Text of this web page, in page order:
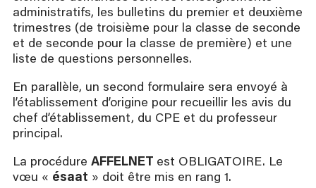
administratifs, les bulletins du premier et deuxième
trimestres (de troisième pour la classe de seconde
et de seconde pour la classe de première) et une
liste de questions personnelles.
En parallèle, un second formulaire sera envoyé à
l’établissement d’origine pour recueillir les avis du
chef d’établissement, du CPE et du professeur
principal.​
La procédure AFFELNET est OBLIGATOIRE. Le
vœu « ésaat » doit être mis en rang 1. ​